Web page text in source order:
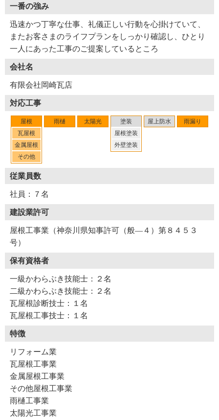
一番の強み
迅速かつ丁寧な仕事、礼儀正しい行動を心掛けていて、
またお客さまのライフプランをしっかり確認し、ひとり
一人にあった工事のご提案しているところ
会社名
有限会社岡崎瓦店
対応工事
屋根
瓦屋根
金属屋根
その他
雨樋 太陽光
塗装
屋根塗装
外壁塗装
屋上防水 雨漏り
従業員数
社員：７名
建設業許可
屋根工事業（神奈川県知事許可（般―４）第８４５３
号）
保有資格者
一級かわらぶき技能士：２名
二級かわらぶき技能士：２名
瓦屋根診断技士：１名
瓦屋根工事技士：１名
特徴
リフォーム業
瓦屋根工事業
金属屋根工事業
その他屋根工事業
雨樋工事業
太陽光工事業